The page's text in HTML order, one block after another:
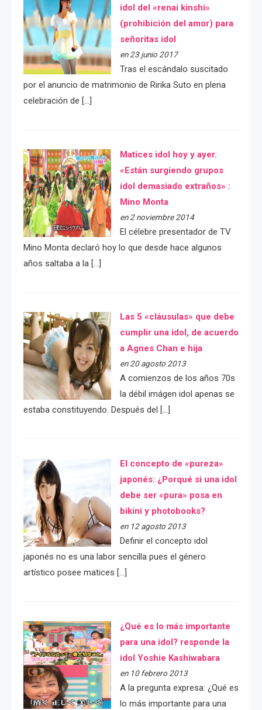
idol del «renai kinshi»
(prohibición del amor) para
señoritas idol
en 23 junio 2017
Tras el escándalo suscitado
por el anuncio de matrimonio de Ririka Suto en plena
celebración de […]
Matices idol hoy y ayer.
«Están surgiendo grupos
idol demasiado extraños» :
Mino Monta
en 2 noviembre 2014
El célebre presentador de TV
Mino Monta declaró hoy lo que desde hace algunos
años saltaba a la […]
Las 5 «cláusulas» que debe
cumplir una idol, de acuerdo
a Agnes Chan e hija
en 20 agosto 2013
A comienzos de los años 70s
la débil imágen idol apenas se
estaba constituyendo. Después del […]
El concepto de «pureza»
japonés: ¿Porqué si una idol
debe ser «pura» posa en
bikini y photobooks?
en 12 agosto 2013
Definir el concepto idol
japonés no es una labor sencilla pues el género
artístico posee matices […]
¿Qué es lo más importante
para una idol? responde la
idol Yoshie Kashiwabara
en 10 febrero 2013
A la pregunta expresa: ¿Qué es
lo más importante para una